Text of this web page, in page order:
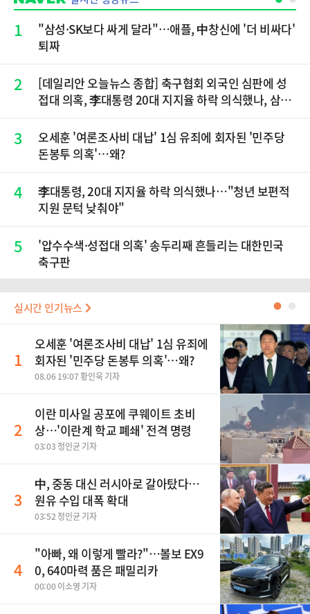
1
"삼성·SK보다 싸게 달라"…애플, 中창신에 '더 비싸다'
퇴짜
2
[데일리안 오늘뉴스 종합] 축구협회 외국인 심판에 성
접대 의혹, 李대통령 20대 지지율 하락 의식했나, 삼전
재점화, 김민석 "과반 승리 가능성 99%" 등
3
오세훈 '여론조사비 대납' 1심 유죄에 회자된 '민주당
돈봉투 의혹'…왜?
4
李대통령, 20대 지지율 하락 의식했나…"청년 보편적
지원 문턱 낮춰야"
5
'압수수색·성접대 의혹' 송두리째 흔들리는 대한민국
축구판
실시간 인기뉴스 ●
1
오세훈 '여론조사비 대납' 1심 유죄에
회자된 '민주당 돈봉투 의혹'…왜?
08.06 19:07 황인욱 기자
2
이란 미사일 공포에 쿠웨이트 초비
상…'이란계 학교 폐쇄' 전격 명령
03:03 정인균 기자
3
中, 중동 대신 러시아로 갈아탔다…
원유 수입 대폭 확대
03:52 정인균 기자
4
"아빠, 왜 이렇게 빨라?"…볼보 EX9
0, 640마력 품은 패밀리카
00:00 이소영 기자